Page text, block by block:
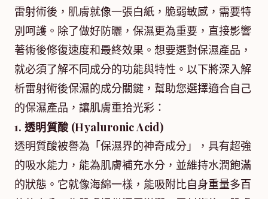
雷射術後，肌膚就像一張白紙，脆弱敏感，需要特
別呵護。除了做好防曬，保濕更為重要，直接影響
著術後修復速度和最終效果。想要選對保濕產品，
就必須了解不同成分的功能與特性。以下將深入解
析雷射術後保濕的成分關鍵，幫助您選擇適合自己
的保濕產品，讓肌膚重拾光彩：
1. 透明質酸 (Hyaluronic Acid)
透明質酸被譽為「保濕界的神奇成分」，具有超強
的吸水能力，能為肌膚補充水分，並維持水潤飽滿
的狀態。它就像海綿一樣，能吸附比自身重量多百